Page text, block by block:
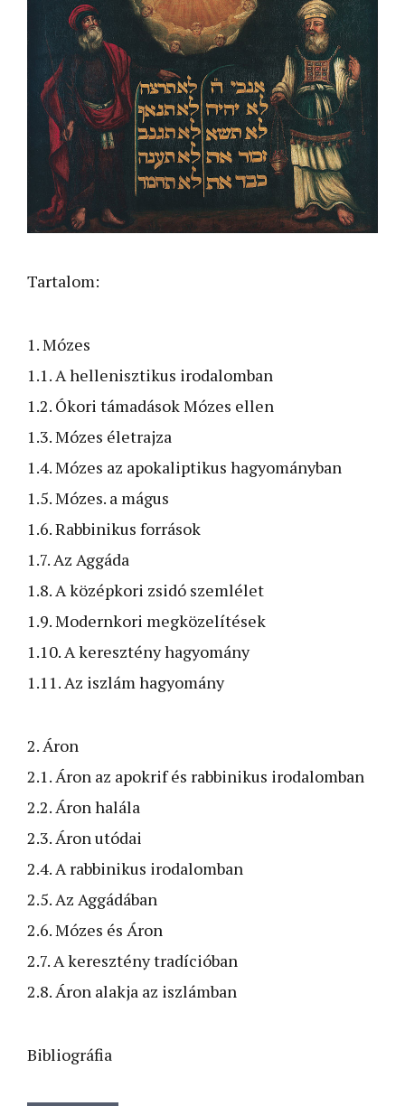
Tartalom:
1. Mózes
1.1. A hellenisztikus irodalomban
1.2. Ókori támadások Mózes ellen
1.3. Mózes életrajza
1.4. Mózes az apokaliptikus hagyományban
1.5. Mózes. a mágus
1.6. Rabbinikus források
1.7. Az Aggáda
1.8. A középkori zsidó szemlélet
1.9. Modernkori megközelítések
1.10. A keresztény hagyomány
1.11. Az iszlám hagyomány
2. Áron
2.1. Áron az apokrif és rabbinikus irodalomban
2.2. Áron halála
2.3. Áron utódai
2.4. A rabbinikus irodalomban
2.5. Az Aggádában
2.6. Mózes és Áron
2.7. A keresztény tradícióban
2.8. Áron alakja az iszlámban
Bibliográfia